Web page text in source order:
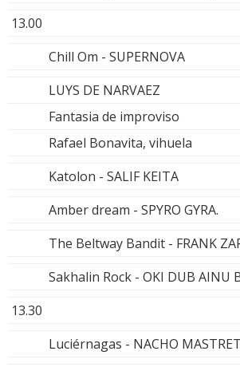
13.00
Chill Om - SUPERNOVA
LUYS DE NARVAEZ
Fantasia de improviso
Rafael Bonavita, vihuela
Katolon - SALIF KEITA
Amber dream - SPYRO GYRA.
The Beltway Bandit - FRANK
Sakhalin Rock - OKI DUB AINU
13.30
Luciérnagas - NACHO